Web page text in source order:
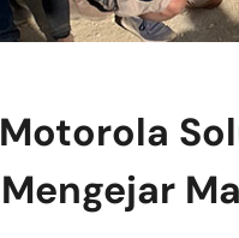
Motorola
Mengejar